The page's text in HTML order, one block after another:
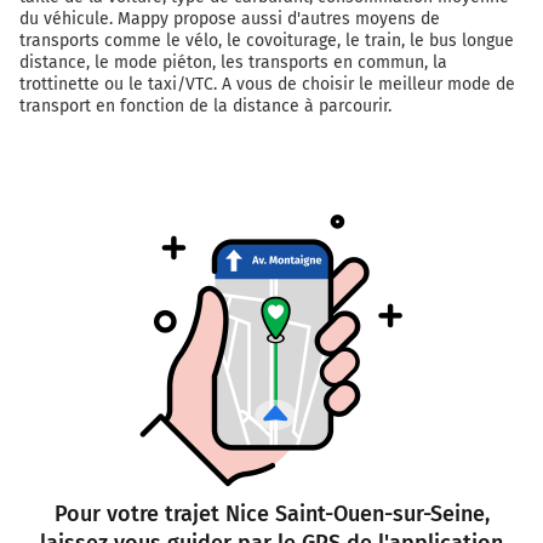
du véhicule. Mappy propose aussi d'autres moyens de
transports comme le vélo, le covoiturage, le train, le bus longue
distance, le mode piéton, les transports en commun, la
trottinette ou le taxi/VTC. A vous de choisir le meilleur mode de
transport en fonction de la distance à parcourir.
Pour votre trajet Nice Saint-Ouen-sur-Seine,